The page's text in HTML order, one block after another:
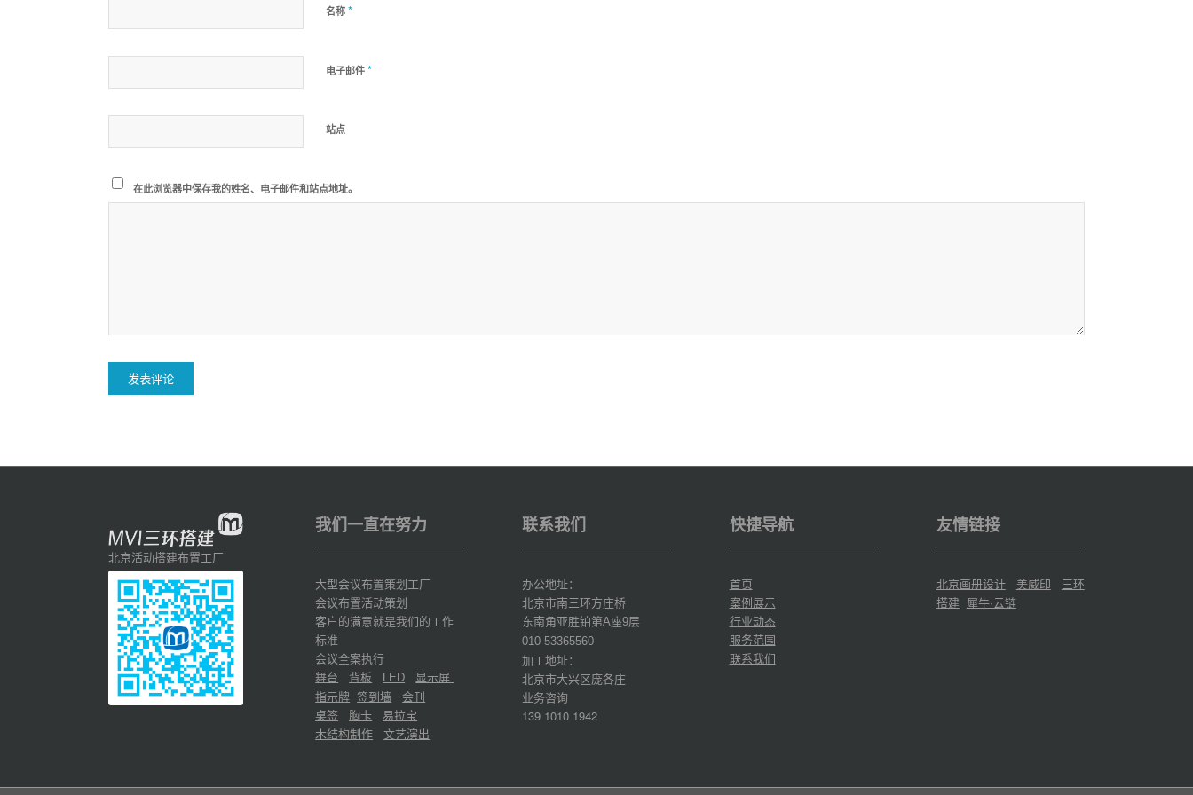
名称 *
电子邮件 *
站点
在此浏览器中保存我的姓名、电子邮件和站点地址。
北京活动搭建布置工厂
我们一直在努力
大型会议布置策划工厂
会议布置活动策划
客户的满意就是我们的工作
标准
会议全案执行
舞台
背板 LED
显示屏
指示牌 签到墙
会刊
桌签
胸卡
易拉宝
木结构制作
文艺演出
联系我们
办公地址：
北京市南三环方庄桥
东南角亚胜铂第A座9层
010-53365560
加工地址：
北京市大兴区庞各庄
业务咨询
139 1010 1942
快捷导航
首页
案例展示
行业动态
服务范围
联系我们
友情链接
北京画册设计 美威印
三环
搭建 犀牛·云链